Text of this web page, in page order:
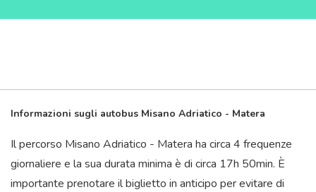
Informazioni sugli autobus Misano Adriatico - Matera
Il percorso Misano Adriatico - Matera ha circa 4 frequenze
giornaliere e la sua durata minima è di circa 17h 50min. È
importante prenotare il biglietto in anticipo per evitare di